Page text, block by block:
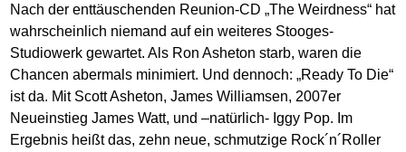
Nach der enttäuschenden Reunion-CD „The Weirdness“ hat
wahrscheinlich niemand auf ein weiteres Stooges-
Studiowerk gewartet. Als Ron Asheton starb, waren die
Chancen abermals minimiert. Und dennoch: „Ready To Die“
ist da. Mit Scott Asheton, James Williamsen, 2007er
Neueinstieg James Watt, und –natürlich- Iggy Pop. Im
Ergebnis heißt das, zehn neue, schmutzige Rock´n´Roller